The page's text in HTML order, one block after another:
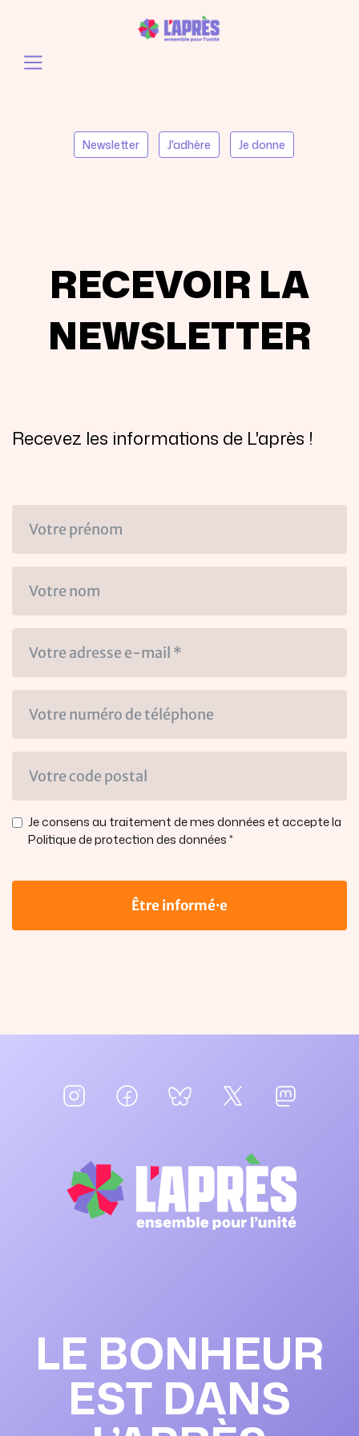
Newsletter J'adhère Je donne
RECEVOIR LA
NEWSLETTER
Recevez les informations de L'après !
Je consens au traitement de mes données et accepte la
Politique de protection des données
Être informé·e
LE BONHEUR
EST DANS